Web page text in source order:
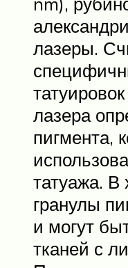
лазеры.
лазера
пигмента,
татуажа. В
гранулы
и могут
тканей с